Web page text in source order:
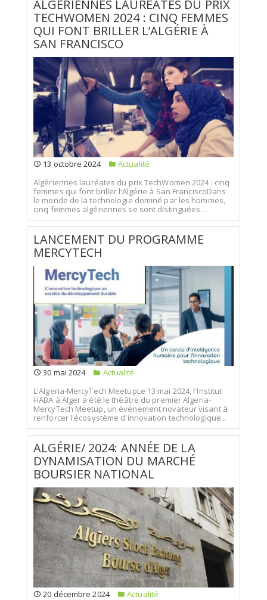
ALGÉRIENNES LAURÉATES DU PRIX
TECHWOMEN 2024 : CINQ FEMMES
QUI FONT BRILLER L’ALGÉRIE À
SAN FRANCISCO
13 octobre 2024
Actualité
Algériennes lauréates du prix TechWomen 2024 : cinq
femmes qui font briller l’Algérie à San FranciscoDans
le monde de la technologie dominé par les hommes,
cinq femmes algériennes se sont distinguées...
LANCEMENT DU PROGRAMME
MERCYTECH
30 mai 2024
Actualité
L'Algeria-MercyTech MeetupLe 13 mai 2024, l'Institut
HABA à Alger a été le théâtre du premier Algeria-
MercyTech Meetup, un événement novateur visant à
renforcer l'écosystème d'innovation technologique...
ALGÉRIE/ 2024: ANNÉE DE LA
DYNAMISATION DU MARCHÉ
BOURSIER NATIONAL
20 décembre 2024
Actualité